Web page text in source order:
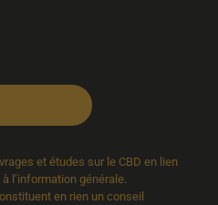
sur le CBD en lien
l’information générale.
rien un conseil